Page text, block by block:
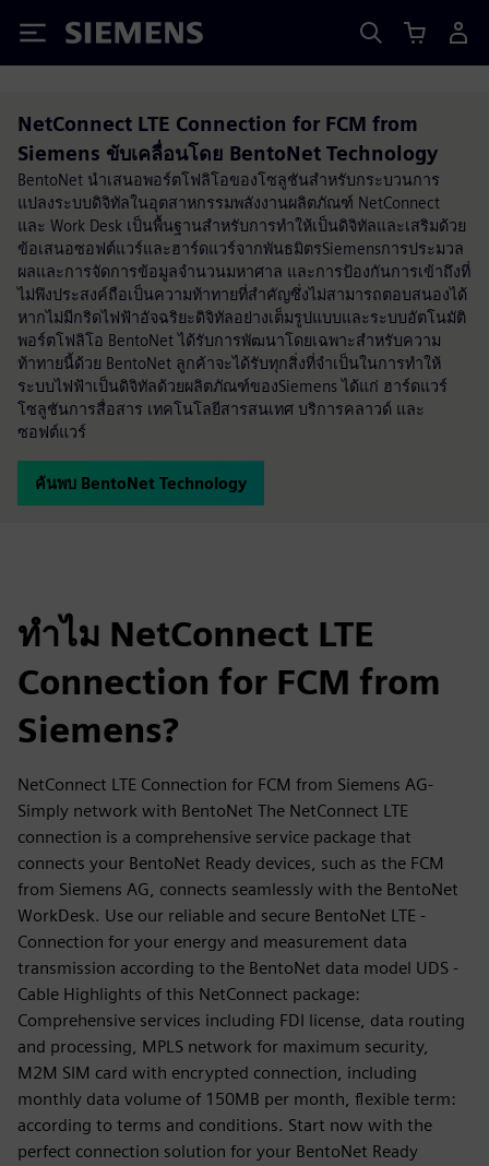
Siemens
NetConnect LTE Connection for FCM from
Siemens ขับเคลื่อนโดย BentoNet Technology
BentoNet นำเสนอพอร์ตโฟลิโอของโซลูชันสำหรับกระบวนการ
แปลงระบบดิจิทัลในอุตสาหกรรมพลังงานผลิตภัณฑ์ NetConnect
และ Work Desk เป็นพื้นฐานสำหรับการทำให้เป็นดิจิทัลและเสริมด้วย
ข้อเสนอซอฟต์แวร์และฮาร์ดแวร์จากพันธมิตรSiemensการประมวล
ผลและการจัดการข้อมูลจำนวนมหาศาล และการป้องกันการเข้าถึงที่
ไม่พึงประสงค์ถือเป็นความท้าทายที่สำคัญซึ่งไม่สามารถตอบสนองได้
หากไม่มีกริดไฟฟ้าอัจฉริยะดิจิทัลอย่างเต็มรูปแบบและระบบอัตโนมัติ
พอร์ตโฟลิโอ BentoNet ได้รับการพัฒนาโดยเฉพาะสำหรับความ
ท้าทายนี้ด้วย BentoNet ลูกค้าจะได้รับทุกสิ่งที่จำเป็นในการทำให้
ระบบไฟฟ้าเป็นดิจิทัลด้วยผลิตภัณฑ์ของSiemens ได้แก่ ฮาร์ดแวร์
โซลูชันการสื่อสาร เทคโนโลยีสารสนเทศ บริการคลาวด์ และ
ซอฟต์แวร์
ค้นพบ BentoNet Technology
ทำไม NetConnect LTE
Connection for FCM from
Siemens?
NetConnect LTE Connection for FCM from Siemens AG-
Simply network with BentoNet The NetConnect LTE
connection is a comprehensive service package that
connects your BentoNet Ready devices, such as the FCM
from Siemens AG, connects seamlessly with the BentoNet
WorkDesk. Use our reliable and secure BentoNet LTE -
Connection for your energy and measurement data
transmission according to the BentoNet data model UDS -
Cable Highlights of this NetConnect package:
Comprehensive services including FDI license, data routing
and processing, MPLS network for maximum security,
M2M SIM card with encrypted connection, including
monthly data volume of 150MB per month, flexible term:
according to terms and conditions. Start now with the
perfect connection solution for your BentoNet Ready